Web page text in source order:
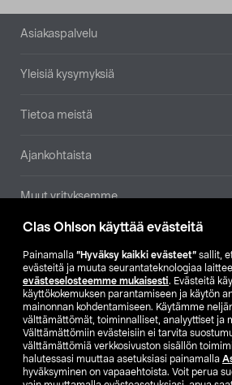
Clas Ohlson käyttää evästeitä
Painamalla ”Hyväksy kaikki evästeet” sallit,
evästeitä ja muuta seurantateknologiaa
evästeselosteemme mukaisesti. Evästeitä
käyttökokemuksen parantamiseen ja käytön
mainonnan kohdentamiseen. Käytämme
välttämättömät, toiminnalliset, analyyttiset ja
Välttämättömiin evästeisiin ei tarvita
välttämättömiä verkkosivuston sisällön
halutessasi muuttaa asetuksiasi painamalla
hyväksyminen on vapaaehtoista. Voit perua
Alatunniste
Asiakaspalvelu
Yleisiä kysymyksiä
Tietoa meistä
Ajankohtaista
Muut yrityksemme
Etsi myymälä
SE NO FI
FI SV